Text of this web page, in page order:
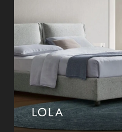
LOLA